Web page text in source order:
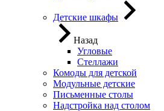
Детские шкафы
Назад
Угловые
Стеллажи
Комоды для детской
Модульные детские
Письменные столы
Надстройка над столом